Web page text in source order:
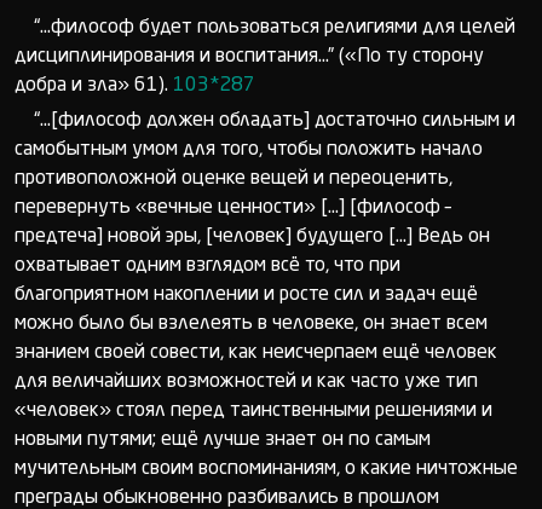
“...философ будет пользоваться религиями для целей
дисциплинирования и воспитания...” («По ту сторону
добра и зла» 61). 103*287
“...[философ должен обладать] достаточно сильным и
самобытным умом для того, чтобы положить начало
противоположной оценке вещей и переоценить,
перевернуть «вечные ценности» [...] [философ –
предтеча] новой эры, [человек] будущего [...] Ведь он
охватывает одним взглядом всё то, что при
благоприятном накоплении и росте сил и задач ещё
можно было бы взлелеять в человеке, он знает всем
знанием своей совести, как неисчерпаем ещё человек
для величайших возможностей и как часто уже тип
«человек» стоял перед таинственными решениями и
новыми путями; ещё лучше знает он по самым
мучительным своим воспоминаниям, о какие ничтожные
преграды обыкновенно разбивались в прошлом